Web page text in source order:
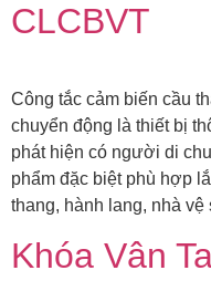
CLCBVT
Công tắc cảm biến cầu
chuyển động là thiết bị
phát hiện có người di
phẩm đặc biệt phù hợp
thang, hành lang, nhà
Khóa Vân